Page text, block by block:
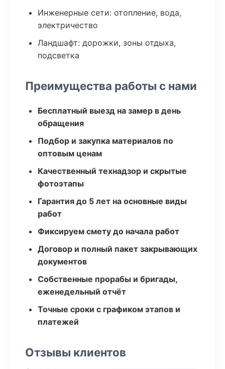
Инженерные сети: отопление, вода,
электричество
Ландшафт: дорожки, зоны отдыха,
подсветка
Преимущества работы с нами
Бесплатный выезд на замер в день
обращения
Подбор и закупка материалов по
оптовым ценам
Качественный технадзор и скрытые
фотоэтапы
Гарантия до 5 лет на основные виды
работ
Фиксируем смету до начала работ
Договор и полный пакет закрывающих
документов
Собственные прорабы и бригады,
еженедельный отчёт
Точные сроки с графиком этапов и
платежей
Отзывы клиентов